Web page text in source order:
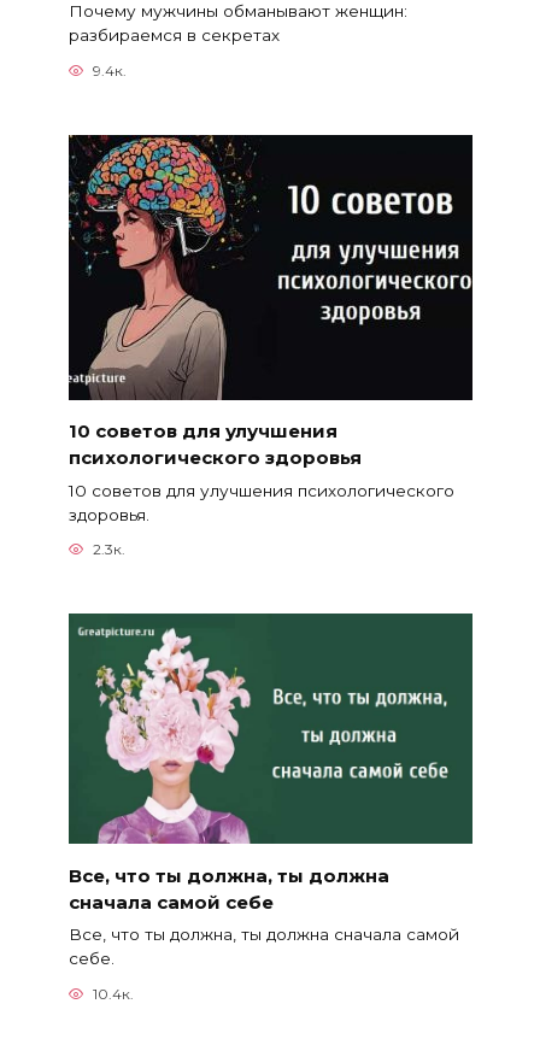
Почему мужчины обманывают женщин:
разбираемся в секретах
9.4к.
10 советов для улучшения
психологического здоровья
10 советов для улучшения психологического
здоровья.
2.3к.
Все, что ты должна, ты должна
сначала самой себе
Все, что ты должна, ты должна сначала самой
себе.
10.4к.